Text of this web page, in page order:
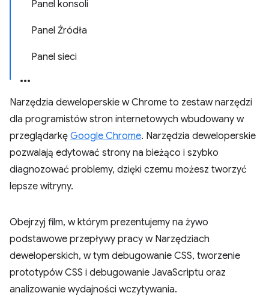
Panel konsoli
Panel Źródła
Panel sieci
Narzędzia deweloperskie w Chrome to zestaw narzędzi
dla programistów stron internetowych wbudowany w
przeglądarkę Google Chrome. Narzędzia deweloperskie
pozwalają edytować strony na bieżąco i szybko
diagnozować problemy, dzięki czemu możesz tworzyć
lepsze witryny.
Obejrzyj film, w którym prezentujemy na żywo
podstawowe przepływy pracy w Narzędziach
deweloperskich, w tym debugowanie CSS, tworzenie
prototypów CSS i debugowanie JavaScriptu oraz
analizowanie wydajności wczytywania.